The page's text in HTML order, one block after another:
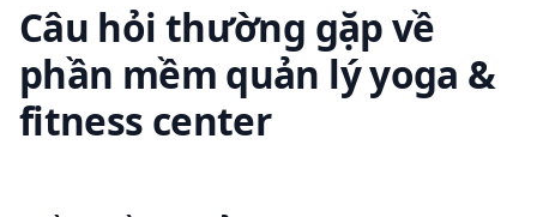
Câu hỏi thường gặp về
phần mềm quản lý yoga &
fitness center